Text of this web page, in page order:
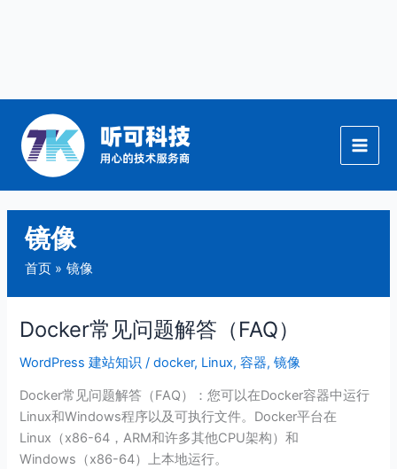
镜像
首页 镜像
Docker常见问题解答（FAQ）
WordPress 建站知识 /docker, Linux,容器,镜像
Docker常见问题解答（FAQ）：您可以在Docker容器中运行
Linux和Windows程序以及可执行文件。Docker平台在
Linux（x86-64，ARM和许多其他CPU架构）和
Windows（x86-64）上本地运行。
Docker
见
问
题
解
答